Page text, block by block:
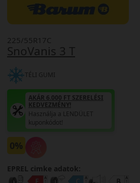
SnoVanis 3 T
225/55R17C
TÉLI GUMI
AKÁR 6.000 FT SZERELÉSI
KEDVEZMÉNY!
Használja a LENDÜLET
kuponkódot!
0%
EPREL cimke adatok: